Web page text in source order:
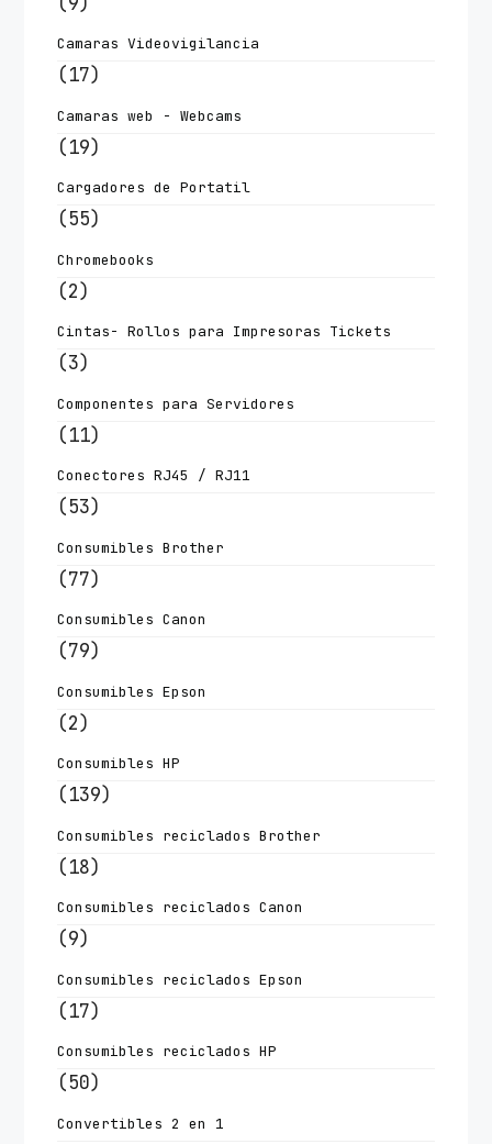
Camaras Videovigilancia
(17)
Camaras web - Webcams
(19)
Cargadores de Portatil
(55)
Chromebooks
(2)
Cintas- Rollos para Impresoras Tickets
(3)
Componentes para Servidores
(11)
Conectores RJ45 / RJ11
(53)
Consumibles Brother
(77)
Consumibles Canon
(79)
Consumibles Epson
(2)
Consumibles HP
(139)
Consumibles reciclados Brother
(18)
Consumibles reciclados Canon
(9)
Consumibles reciclados Epson
(17)
Consumibles reciclados HP
(50)
Convertibles 2 en 1